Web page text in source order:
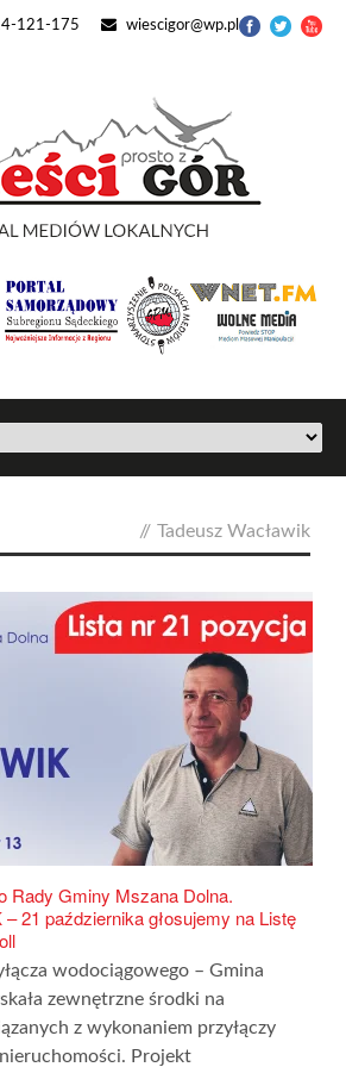
121-175 wiescigor@wp.pl
// Tadeusz Wacławik
Rady Gminy Mszana Dolna.
21 października głosujemy na Listę
wodociągowego – Gmina
zewnętrzne środki na
z wykonaniem przyłączy
Projekt